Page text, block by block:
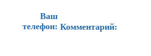
Ваш
телефон: Комментарий: